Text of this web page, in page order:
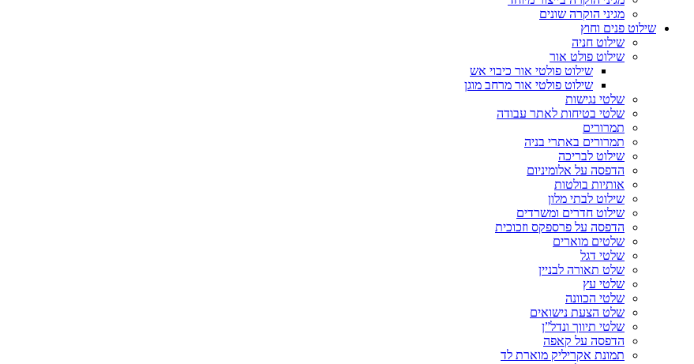
מגיני הוקרה שונים
שילוט פנים וחוץ
שילוט חניה
שילוט פולט אור
שילוט פולטי אור כיבוי אש
שילוט פולטי אור מרחב מוגן
שלטי נגישות
שלטי בטיחות לאתר עבודה
תמרורים
תמרורים באתרי בניה
שילוט לבריכה
הדפסה על אלומיניום
אותיות בולטות
שילוט לבתי מלון
שילוט חדרים ומשרדים
הדפסה על פרספקס וזכוכית
שלטים מוארים
שלטי דגל
שלט תאורה לבניין
שלטי עץ
שלטי הכוונה
שלט הצעת נישואים
שלטי תיווך ונדל”ן
הדפסה על קאפה
תמונת אקריליק מוארת לד